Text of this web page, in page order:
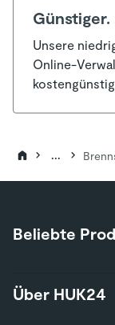
Günstiger.
Unsere
Online-
...
Beliebte
Über HUK24